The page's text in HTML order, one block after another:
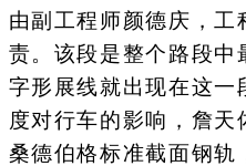
由副工程师颜德庆，工
责。该段是整个路段中
字形展线就出现在这一
度对行车的影响，詹天
桑德伯格标准截面钢轨